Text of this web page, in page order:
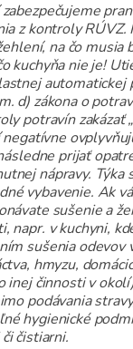
z kontroly
na čo musia
kuchyňa nie je!
automatickej
d) zákona o
potravín zakázať
prijať
nápravy. Týka
vybavenie. Ak
sušenie a
napr. v kuchyni,
sušenia odevov
hmyzu,
inej činnosti v
podávania
hygienické
čistiarni.